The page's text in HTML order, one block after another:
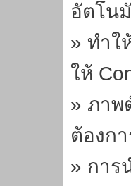
อัตโน
» ทำใ
ให้
» ภา
ต้องก
» การ